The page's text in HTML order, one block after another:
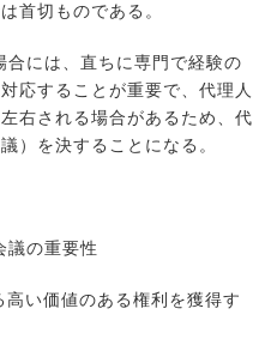
首切ものである。
には、直ちに専門で経験の
応することが重要で、代理人
右される場合があるため、代
）を決することになる。
議の重要性
い価値のある権利を獲得す